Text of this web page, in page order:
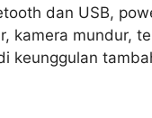
dan USB,
kamera mundur,
keunggulan